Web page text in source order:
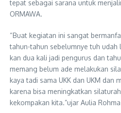
tepat sebagai sarana untuk
ORMAWA.
“Buat kegiatan ini sangat
tahun-tahun sebelumnye tuh udah
kan dua kali jadi pengurus dan
memang belum ade melakukan
kaya tadi sama UKK dan UKM dan
karena bisa meningkatkan
kekompakan kita.”ujar Aulia Rohma